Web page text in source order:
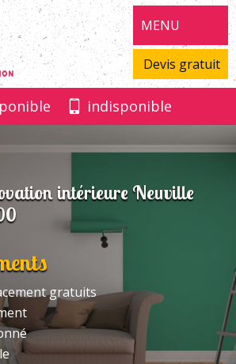
MENU
Devis gratuit
indisponible
intérieure Neuville
gratuits